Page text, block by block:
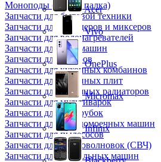
Моноподы (Селфи палка)
Запчасти для бытовой техники
Запчасти для блендеров и миксеров
Запчасти для водонагревателей
Запчасти для кофемашин
Запчасти для кулеров
Запчасти для кухонных комбаинов
Запчасти для кухонных плит
Запчасти для масляных радиаторов
Запчасти для мультиварок
Запчасти для мясорубок
Запчасти для посудомоечных машин
Запчасти для пылесосов
Запчасти для микроволновок (СВЧ)
Запчасти для стиральных машин
Acer
Vivo
OnePlus
Micromax
Infinix